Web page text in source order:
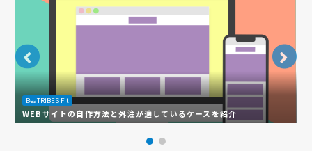
BeaTRIBES Fit
WEBサイトの自作方法と外注が適しているケースを紹介